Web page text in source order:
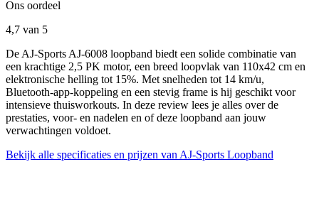
Ons oordeel
4,7 van 5
De AJ-Sports AJ-6008 loopband biedt een solide combinatie van
een krachtige 2,5 PK motor, een breed loopvlak van 110x42 cm en
elektronische helling tot 15%. Met snelheden tot 14 km/u,
Bluetooth-app-koppeling en een stevig frame is hij geschikt voor
intensieve thuisworkouts. In deze review lees je alles over de
prestaties, voor- en nadelen en of deze loopband aan jouw
verwachtingen voldoet.
Bekijk alle specificaties en prijzen van AJ-Sports Loopband